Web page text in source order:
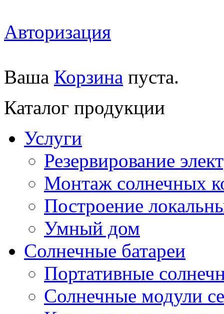
Авторизация
Ваша Корзина пуста.
Каталог продукции
Услуги
Резервирование
Монтаж солнечных
Построение
Умный дом
Солнечные батареи
Портативные
Солнечные модули